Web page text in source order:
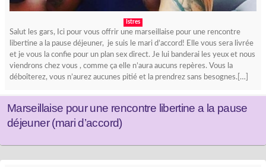
Istres
Salut les gars, Ici pour vous offrir une marseillaise pour une rencontre
libertine a la pause déjeuner, je suis le mari d’accord! Elle vous sera livrée
et je vous la confie pour un plan sex direct. Je lui banderai les yeux et nous
viendrons chez vous , comme ça elle n’aura aucuns repères. Vous la
déboîterez, vous n’aurez aucunes pitié et la prendrez sans besognes.[…]
Marseillaise pour une rencontre libertine a la pause
déjeuner (mari d’accord)